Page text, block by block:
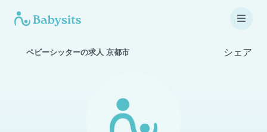
ベビーシッターの求人 京都市 シェア